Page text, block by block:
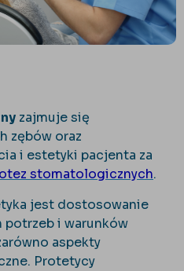
zajmuje się
zębów oraz
i estetyki pacjenta za
stomatologicznych.
jest dostosowanie
i warunków
aspekty
Protetycy